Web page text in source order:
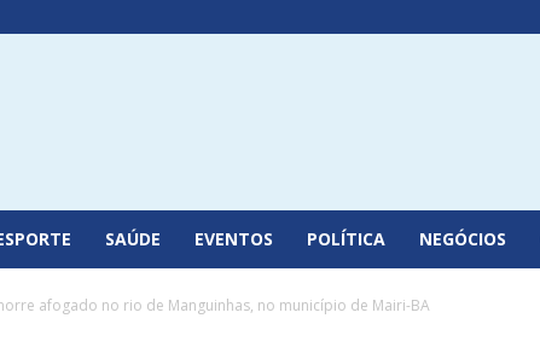
SAÚDE EVENTOS POLÍTICA NEGÓCIOS
afogado no rio de Manguinhas, no município de Mairi-BA